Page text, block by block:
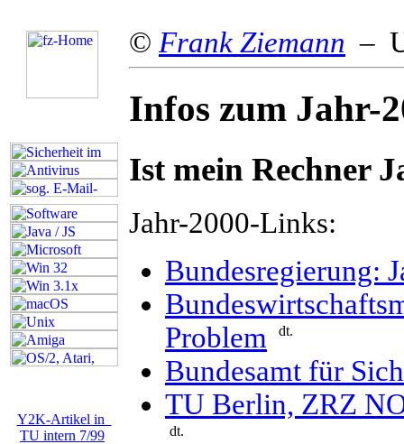
Y2K-Artikel in
TU intern 7/99
© Frank Ziemann –
Infos zum Jahr-
Ist mein Rechner
Jahr-2000-Links:
Bundesregierung:
Problem
Bundesamt für
TU Berlin, ZRZ